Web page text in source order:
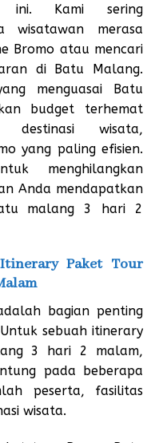
ini. Kami sering
wisatawan merasa
Bromo atau mencari
di Batu Malang.
menguasai Batu
budget terhemat
destinasi wisata,
yang paling efisien.
menghilangkan
Anda mendapatkan
malang 3 hari 2
Paket Tour
bagian penting
sebuah itinerary
3 hari 2 malam,
pada beberapa
peserta, fasilitas
wisata.